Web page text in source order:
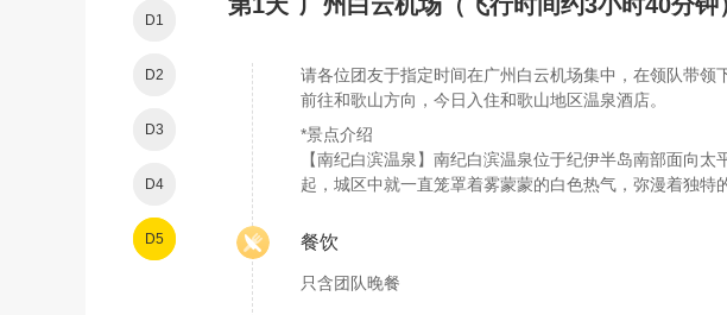
D1
D2
D3
D4
D5
请各位团友于指定时间在广州白云机场集中，在领队带
前往和歌山方向，今日入住和歌山地区温泉酒店。
*景点介绍
【南纪白滨温泉】南纪白滨温泉位于纪伊半岛南部面向
起，城区中就一直笼罩着雾蒙蒙的白色热气，弥漫着独特
餐饮
只含团队晚餐